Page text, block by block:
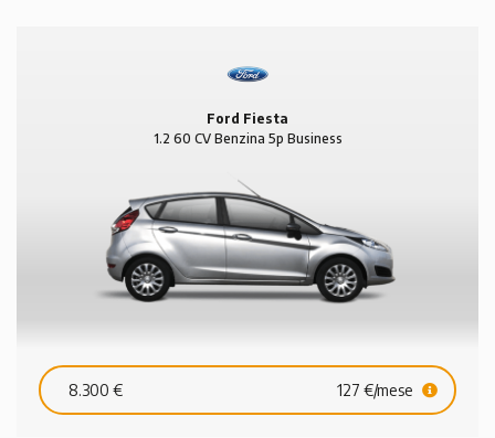
Ford Fiesta
1.2 60 CV Benzina 5p Business
8.300 € 127 €/mese